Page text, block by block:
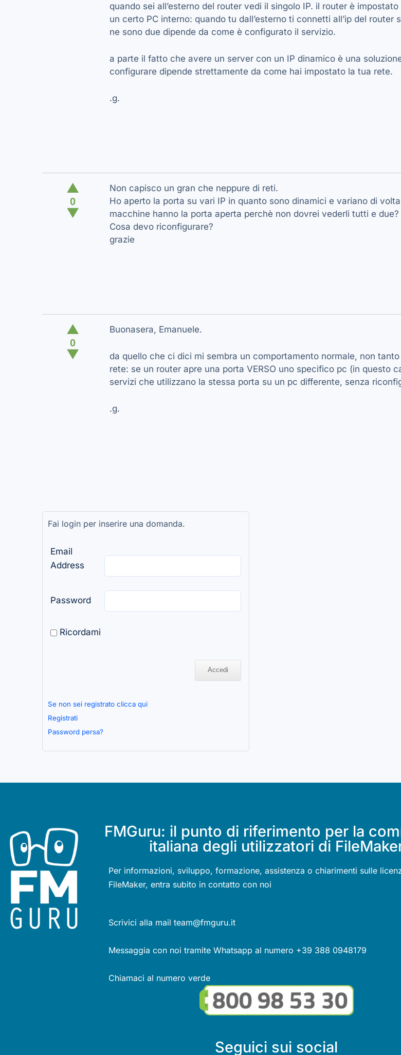
quando sei all’esterno del router vedi il singolo IP. il router è
un certo PC interno: quando tu dall’esterno ti connetti all’ip del
ne sono due dipende da come è configurato il servizio.
a parte il fatto che avere un server con un IP dinamico è una
configurare dipende strettamente da come hai impostato la tua rete.
.g.
▲
0
▼
Non capisco un gran che neppure di reti.
Ho aperto la porta su vari IP in quanto sono dinamici e variano di
macchine hanno la porta aperta perchè non dovrei vederli tutti e
Cosa devo riconfigurare?
grazie
▲
0
▼
Buonasera, Emanuele.
da quello che ci dici mi sembra un comportamento normale, non
rete: se un router apre una porta VERSO uno specifico pc (in
servizi che utilizzano la stessa porta su un pc differente, senza
.g.
Fai login per inserire una domanda.
Email
Address
Password
Ricordami
Se non sei registrato clicca qui
Registrati
Password persa?
FMGuru: il punto di riferimento per la
italiana degli utilizzatori di
Per informazioni, sviluppo, formazione, assistenza o chiarimenti sulle
FileMaker, entra subito in contatto con noi
Scrivici alla mail team@fmguru.it
Messaggia con noi tramite Whatsapp al numero +39 388 0948179
Chiamaci al numero verde
Seguici sui social